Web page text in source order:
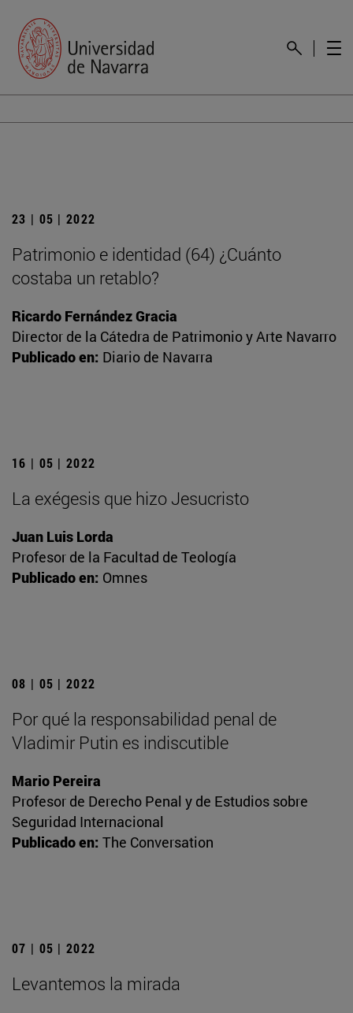
23 | 05 | 2022
Patrimonio e identidad (64) ¿Cuánto
costaba un retablo?
Ricardo Fernández Gracia
Director de la Cátedra de Patrimonio y Arte Navarro
Publicado en: Diario de Navarra
16 | 05 | 2022
La exégesis que hizo Jesucristo
Juan Luis Lorda
Profesor de la Facultad de Teología
Publicado en: Omnes
08 | 05 | 2022
Por qué la responsabilidad penal de
Vladimir Putin es indiscutible
Mario Pereira
Profesor de Derecho Penal y de Estudios sobre
Seguridad Internacional
Publicado en: The Conversation
07 | 05 | 2022
Levantemos la mirada